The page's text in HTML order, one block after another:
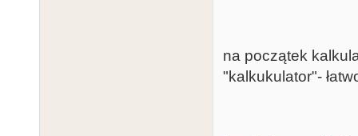
na początek
"kalkukulator"-